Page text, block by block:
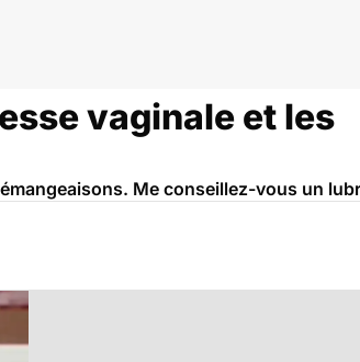
vaginale et les
Me conseillez-vous un